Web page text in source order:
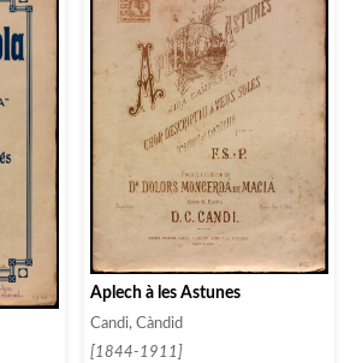
Aplech à les Astunes
Candi, Càndid
[1844-1911]